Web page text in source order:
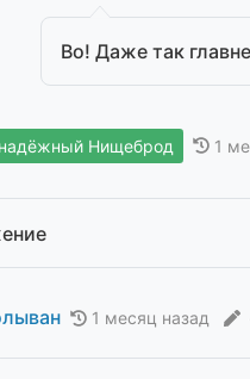
Во! Даже так
Нищеброд 1
1 месяц назад